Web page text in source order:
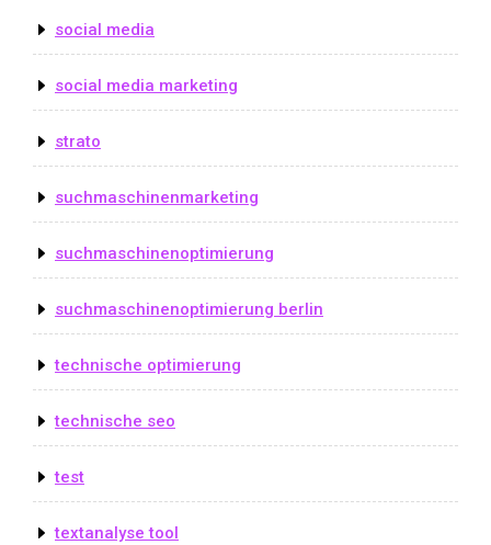
social media
social media marketing
strato
suchmaschinenmarketing
suchmaschinenoptimierung
suchmaschinenoptimierung berlin
technische optimierung
technische seo
test
textanalyse tool